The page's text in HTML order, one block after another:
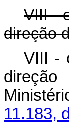
VIII -
direção
VIII -
11.183,